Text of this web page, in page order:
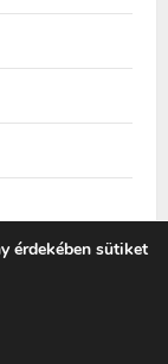
érdekében sütiket